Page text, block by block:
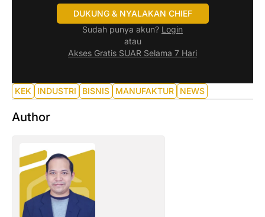
DUKUNG & NYALAKAN CHIEF
Sudah punya akun? Login
atau
Akses Gratis SUAR Selama 7 Hari
KEK INDUSTRI BISNIS MANUFAKTUR NEWS
Author